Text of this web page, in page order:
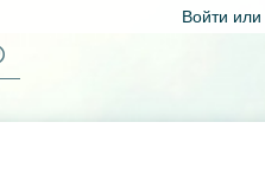
Войти или